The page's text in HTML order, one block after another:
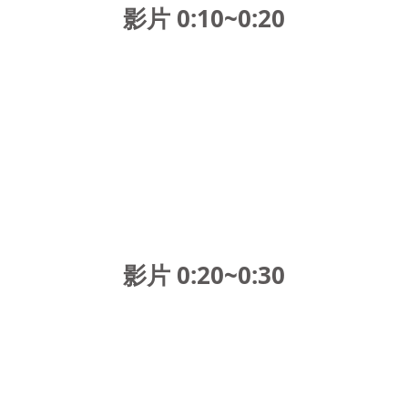
影片 0:10~0:20
影片 0:20~0:30